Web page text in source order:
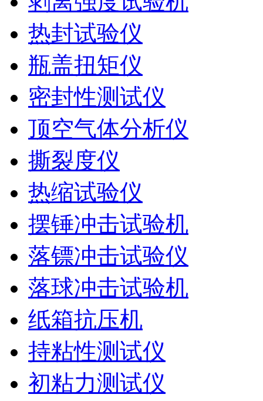
热封试验仪
瓶盖扭矩仪
密封性测试仪
顶空气体分析仪
撕裂度仪
热缩试验仪
摆锤冲击试验机
落镖冲击试验仪
落球冲击试验机
纸箱抗压机
持粘性测试仪
初粘力测试仪